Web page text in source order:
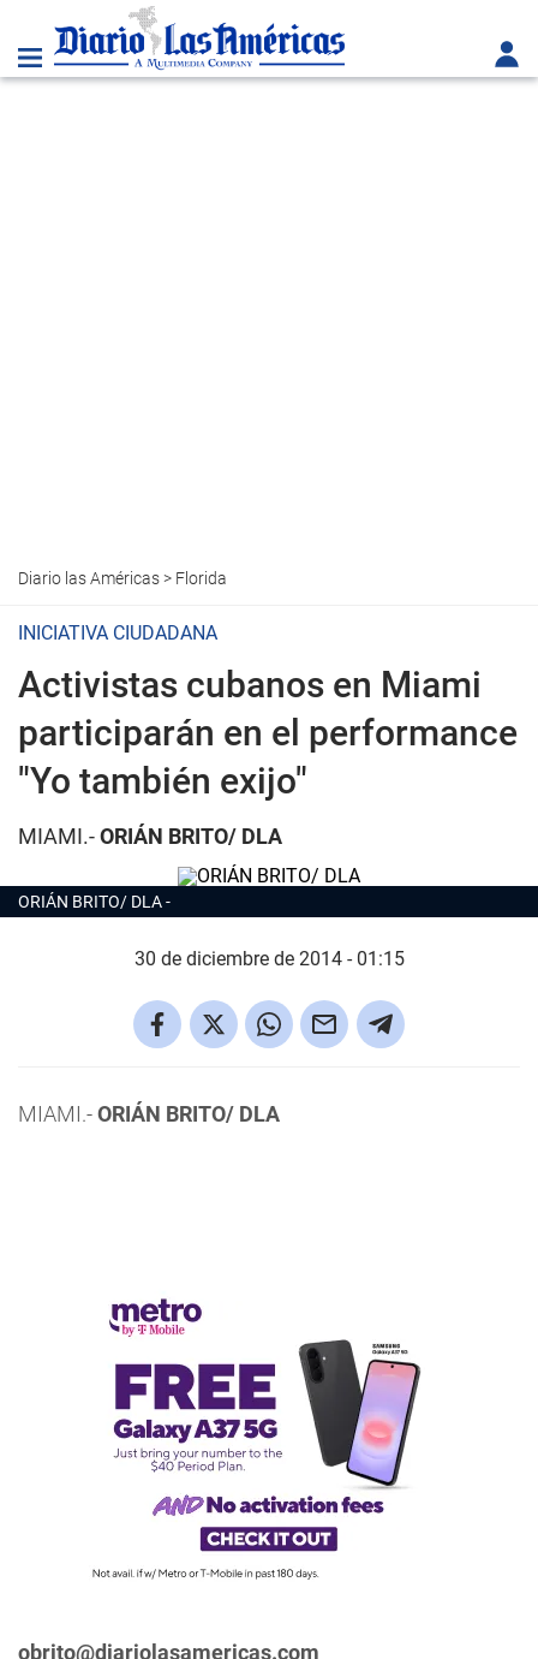
Diario las Américas> Florida
INICIATIVA CIUDADANA
Activistas cubanos en Miami
participarán en el performance
"Yo también exijo"
MIAMI.-ORIÁN BRITO/ DLA
ORIÁN BRITO/ DLA
30 de diciembre de 2014 - 01:15
MIAMI.-ORIÁN BRITO/ DLA
obrito@diariolasamericas.com